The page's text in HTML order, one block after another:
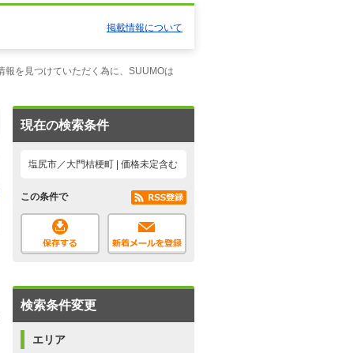
掲載情報について
を見つけていただく為に、SUUMOは
現在の検索条件
塩尻市／大門桔梗町 | 価格未定含む
この条件で
検索条件変更
エリア